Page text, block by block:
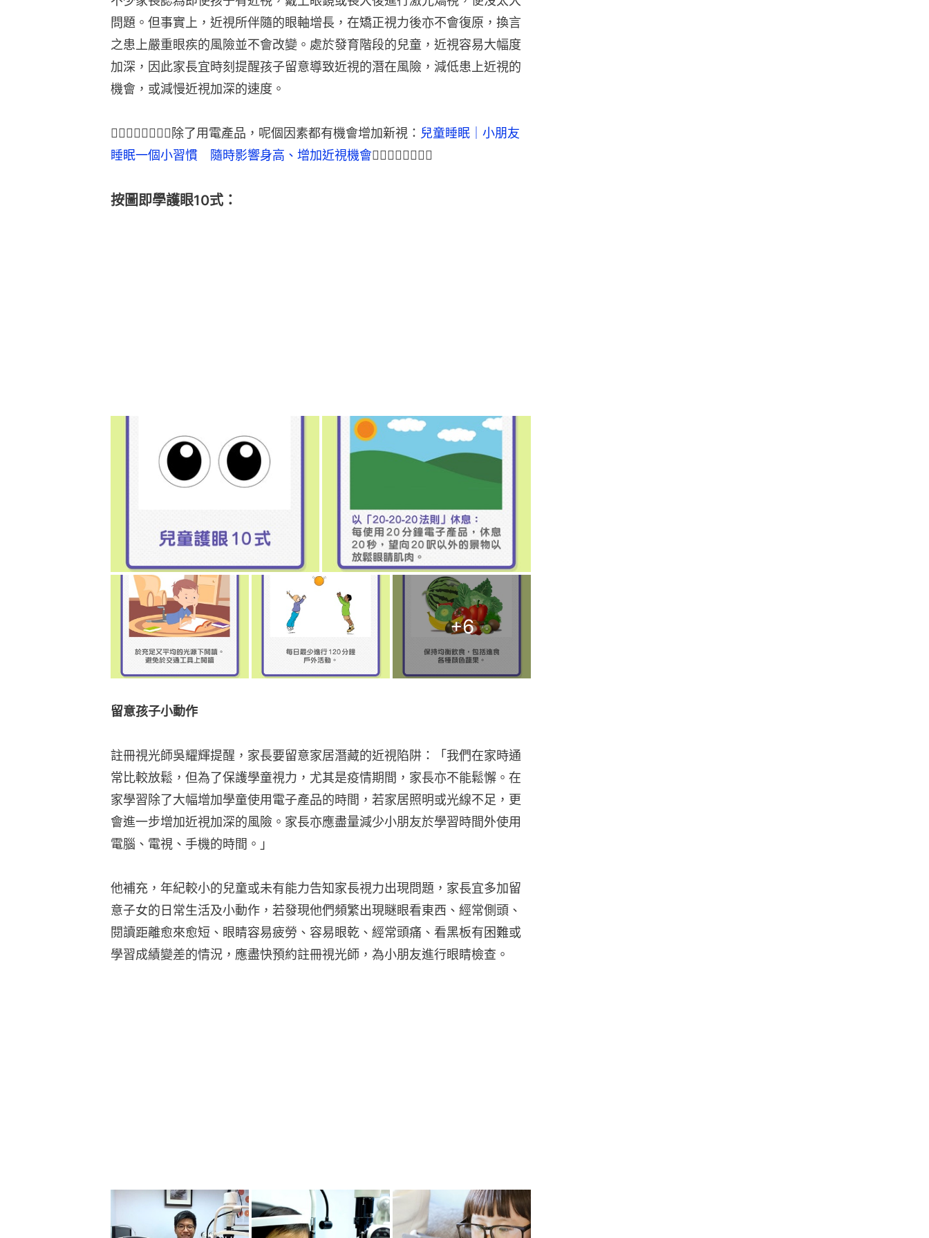
問題。但事實上，近視所伴隨的眼軸增長，在矯正視力後亦不會復原，換言
之患上嚴重眼疾的風險並不會改變。處於發育階段的兒童，近視容易大幅度
加深，因此家長宜時刻提醒孩子留意導致近視的潛在風險，減低患上近視的
機會，或減慢近視加深的速度。
👉🏻👉🏻👉🏻👉🏻除了用電產品，呢個因素都有機會增加新視： 兒童睡眠｜小朋友
睡眠一個小習慣　隨時影響身高、增加近視機會👈🏻👈🏻👈🏻👈🏻
按圖即學護眼10式：
+6
留意孩子小動作
註冊視光師吳耀輝提醒，家長要留意家居潛藏的近視陷阱：「我們在家時通
常比較放鬆，但為了保護學童視力，尤其是疫情期間，家長亦不能鬆懈。在
家學習除了大幅增加學童使用電子產品的時間，若家居照明或光線不足，更
會進一步增加近視加深的風險。家長亦應盡量減少小朋友於學習時間外使用
電腦、電視、手機的時間。」
他補充，年紀較小的兒童或未有能力告知家長視力出現問題，家長宜多加留
意子女的日常生活及小動作，若發現他們頻繁出現瞇眼看東西、經常側頭、
閱讀距離愈來愈短、眼睛容易疲勞、容易眼乾、經常頭痛、看黑板有困難或
學習成績變差的情況，應盡快預約註冊視光師，為小朋友進行眼睛檢查。